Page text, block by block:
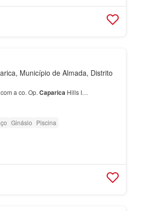
Município de Almada, Distrito
a co. Op. Caparica Hills I…
Ginásio Piscina